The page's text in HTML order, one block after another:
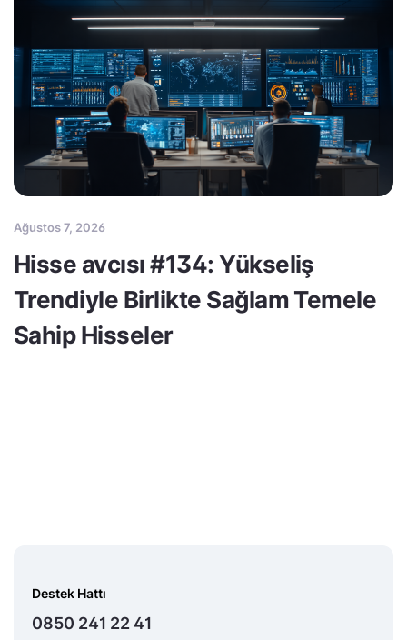
Ağustos 7, 2026
Hisse avcısı #134: Yükseliş
Trendiyle Birlikte Sağlam Temele
Sahip Hisseler
Destek Hattı
0850 241 22 41